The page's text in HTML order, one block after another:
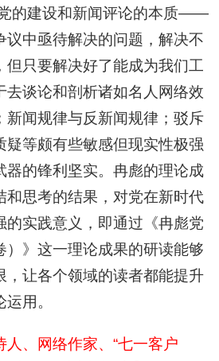
的建设和新闻评论的本质——
议中亟待解决的问题，解决不
但只要解决好了能成为我们工
去谈论和剖析诸如名人网络效
新闻规律与反新闻规律；驳斥
疑等颇有些敏感但现实性极强
器的锋利坚实。冉彪的理论成
和思考的结果，对党在新时代
的实践意义，即通过《冉彪党
）》这一理论成果的研读能够
，让各个领域的读者都能提升
用。
人、网络作家、“七一客户